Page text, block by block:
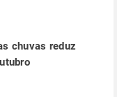
chuvas reduz